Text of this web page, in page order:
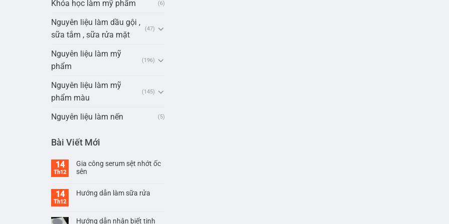
Khóa học làm mỹ phẩm (6)
Nguyên liệu làm dầu gội ,
sữa tắm , sữa rửa mặt
(47)
Nguyên liệu làm mỹ
phẩm
(196)
Nguyên liệu làm mỹ
phẩm màu
(145)
Nguyên liệu làm nến (5)
Bài Viết Mới
14
Th12
Gia công serum sệt nhớt ốc
sên
14
Th12
Hướng dẫn làm sữa rửa
Hướng dẫn nhận biết tinh